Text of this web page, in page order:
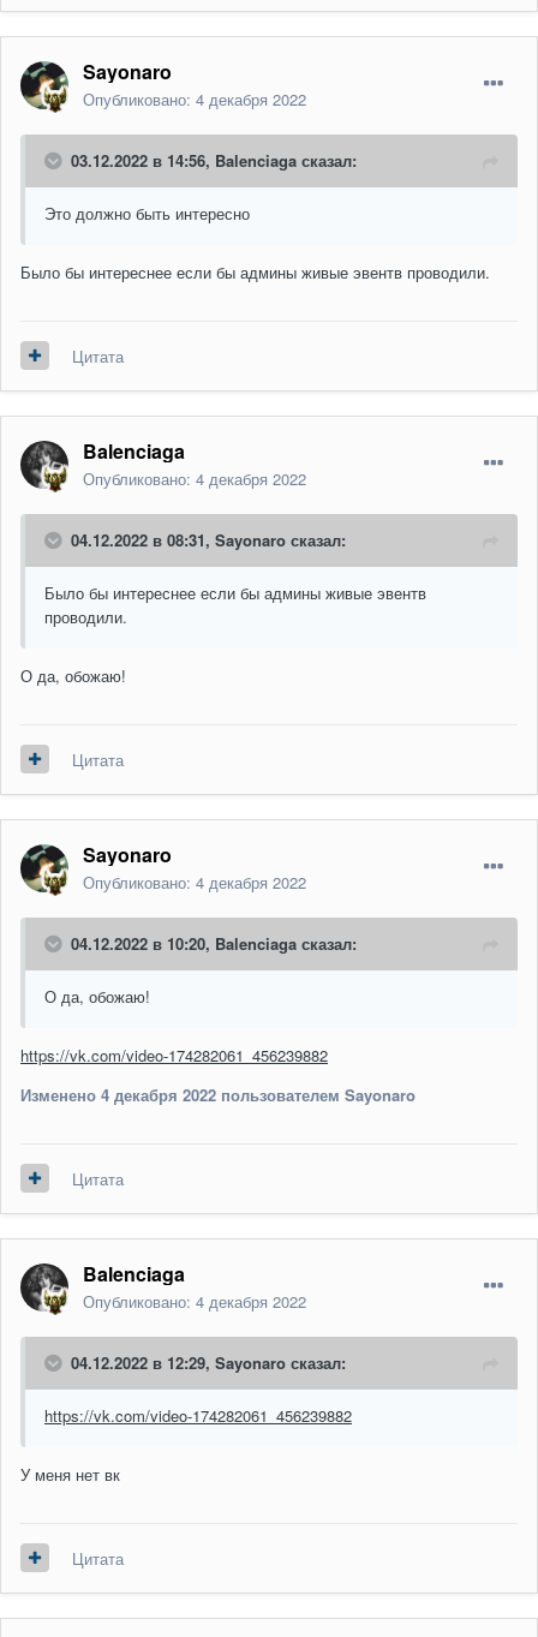
Sayonaro
Опубликовано: 4 декабря 2022
03.12.2022 в 14:56, Balenciaga сказал:
Это должно быть интересно
Было бы интереснее если бы админы живые эвентв проводили.
Цитата
Balenciaga
Опубликовано: 4 декабря 2022
04.12.2022 в 08:31, Sayonaro сказал:
Было бы интереснее если бы админы живые эвентв
проводили.
О да, обожаю!
Цитата
Sayonaro
Опубликовано: 4 декабря 2022
04.12.2022 в 10:20, Balenciaga сказал:
О да, обожаю!
https://vk.com/video-174282061_456239882
Изменено 4 декабря 2022 пользователем Sayonaro
Цитата
Balenciaga
Опубликовано: 4 декабря 2022
04.12.2022 в 12:29, Sayonaro сказал:
https://vk.com/video-174282061_456239882
У меня нет вк
Цитата